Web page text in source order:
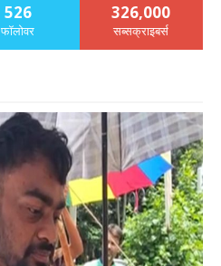
526
फॉलोवर
326,000
सब्सक्राइबर्स